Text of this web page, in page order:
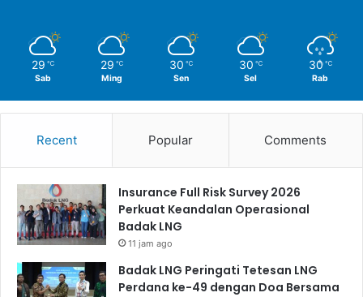
29 ℃
Sab
29 ℃
Ming
30 ℃
Sen
30 ℃
Sel
30 ℃
Rab
Recent Popular Comments
Insurance Full Risk Survey 2026
Perkuat Keandalan Operasional
Badak LNG
11 jam ago
Badak LNG Peringati Tetesan LNG
Perdana ke-49 dengan Doa Bersama